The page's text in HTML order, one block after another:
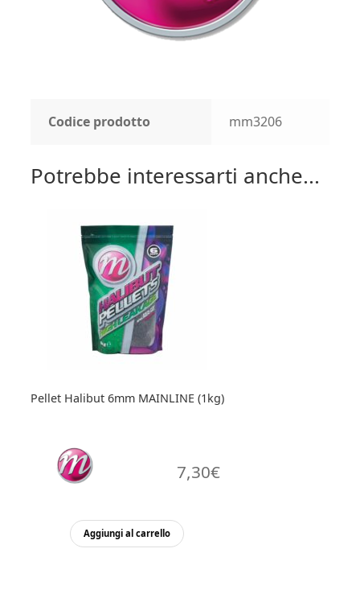
Codice prodotto mm3206
Potrebbe interessarti anche...
Pellet Halibut 6mm MAINLINE (1kg)
7,30€
Aggiungi al carrello